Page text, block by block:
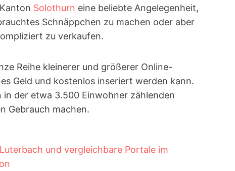
Solothurn eine beliebte Angelegenheit,
Schnäppchen zu machen oder aber
zu verkaufen.
Reihe kleinerer und größerer Online-
Geld und kostenlos inseriert werden kann.
in der etwa 3.500 Einwohner zählenden
Gebrauch machen.
und vergleichbare Portale im